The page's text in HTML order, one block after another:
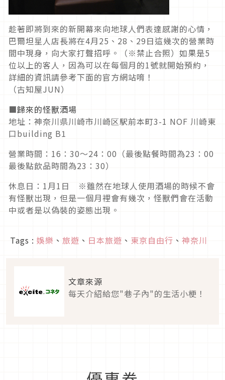
趁著即將到來的新開幕來向地球人們表達感謝的心情，
巴爾坦星人店長將在4月25、28、29日這幾次的營業時
間中現身，向大家打聲招呼。（※禁止合照）如果是5
位以上的客人，因為可以在每個月的1號就開始預約，
詳細的資訊請參考下面的官方網站唷！
（古知屋JUN）
■歸來的怪獸酒場
地址：神奈川県川崎市川崎区駅前本町3-1 NOF 川崎東
口building B1
營業時間：16：30～24：00（最後點餐時間為23：00
最後點飲品時間為23：30）
休息日：1月1日 ※雖然在地球人使用酒場的時候不會
有怪獸出現，但是一個月裡會有幾次，怪獸們會在活動
中或者是以偽裝的姿態出現。
Tags : 娛樂 、 旅遊 、 日本旅遊 、 東京自由行 、 神奈川
文章來源
每天介紹給您"巷子內"的生活小梗！